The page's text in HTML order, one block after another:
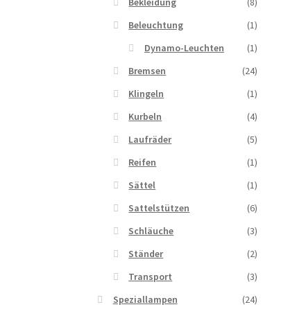
Beleuchtung
(1)
Dynamo-Leuchten
(1)
Bremsen
(24)
Klingeln
(1)
Kurbeln
(4)
Laufräder
(5)
Reifen
(1)
Sättel
(1)
Sattelstützen
(6)
Schläuche
(3)
Ständer
(2)
Transport
(3)
Speziallampen
(24)